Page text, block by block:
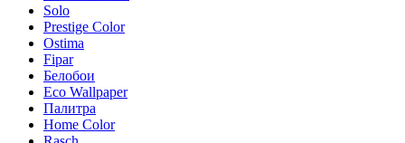
Solo
Prestige Color
Ostima
Fipar
Белобои
Eco Wallpaper
Палитра
Home Color